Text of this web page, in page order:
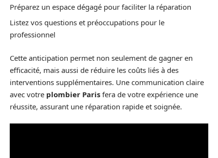
Préparez un espace dégagé pour faciliter la réparation
Listez vos questions et préoccupations pour le
professionnel
Cette anticipation permet non seulement de gagner en
efficacité, mais aussi de réduire les coûts liés à des
interventions supplémentaires. Une communication claire
avec votre plombier Paris fera de votre expérience une
réussite, assurant une réparation rapide et soignée.